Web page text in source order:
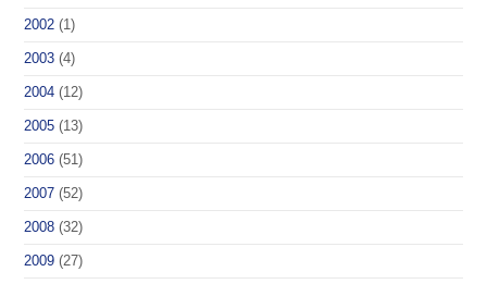
2002 (1)
2003 (4)
2004 (12)
2005 (13)
2006 (51)
2007 (52)
2008 (32)
2009 (27)